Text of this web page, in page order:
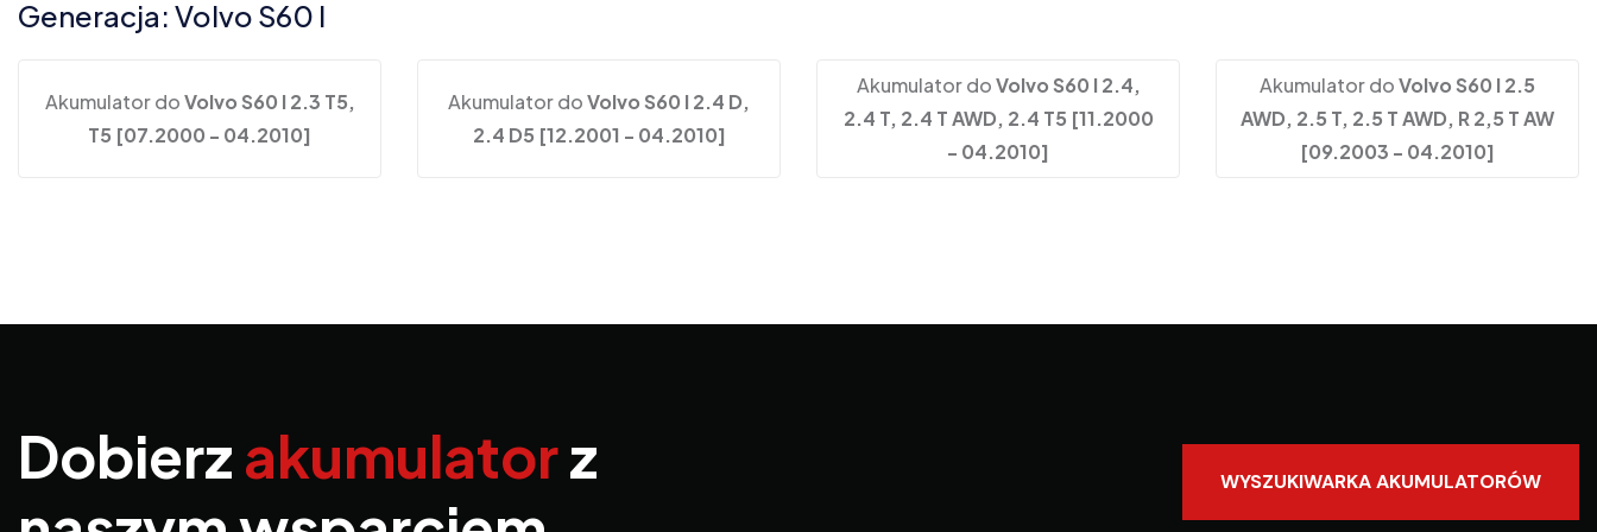
Generacja: Volvo S60 I
Akumulator doVolvo S60 I 2.3 T5,
T5 [07.2000 - 04.2010]
Akumulator doVolvo S60 I 2.4 D,
2.4 D5 [12.2001 - 04.2010]
Akumulator doVolvo S60 I 2.4,
2.4 T, 2.4 T AWD, 2.4 T5 [11.2000
- 04.2010]
Akumulator doVolvo S60 I 2.5
AWD, 2.5 T, 2.5 T AWD, R 2,5 T AW
[09.2003 - 04.2010]
Dobierzakumulatorz
WYSZUKIWARKA AKUMULATORÓW